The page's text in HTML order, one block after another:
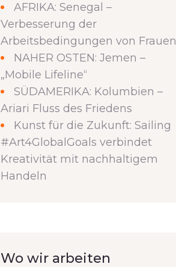
AFRIKA: Senegal –
Verbesserung der
Arbeitsbedingungen von Frauen
NAHER OSTEN: Jemen –
„Mobile Lifeline“
SÜDAMERIKA: Kolumbien –
Ariari Fluss des Friedens
Kunst für die Zukunft: Sailing
#Art4GlobalGoals verbindet
Kreativität mit nachhaltigem
Handeln
Wo wir arbeiten